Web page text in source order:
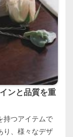
ンと品質を重
持つアイテムで
り、様々なデザ